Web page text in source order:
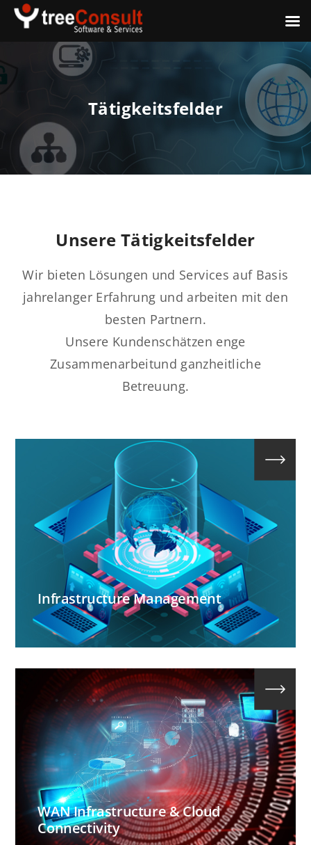
Tätigkeitsfelder
Unsere Tätigkeitsfelder
Wir bieten Lösungen und Services auf Basis
jahrelanger Erfahrung und arbeiten mit den
besten Partnern.
Unsere Kundenschätzen enge
Zusammenarbeitund ganzheitliche
Betreuung.
Infrastructure Management
WAN Infrastructure & Cloud
Connectivity